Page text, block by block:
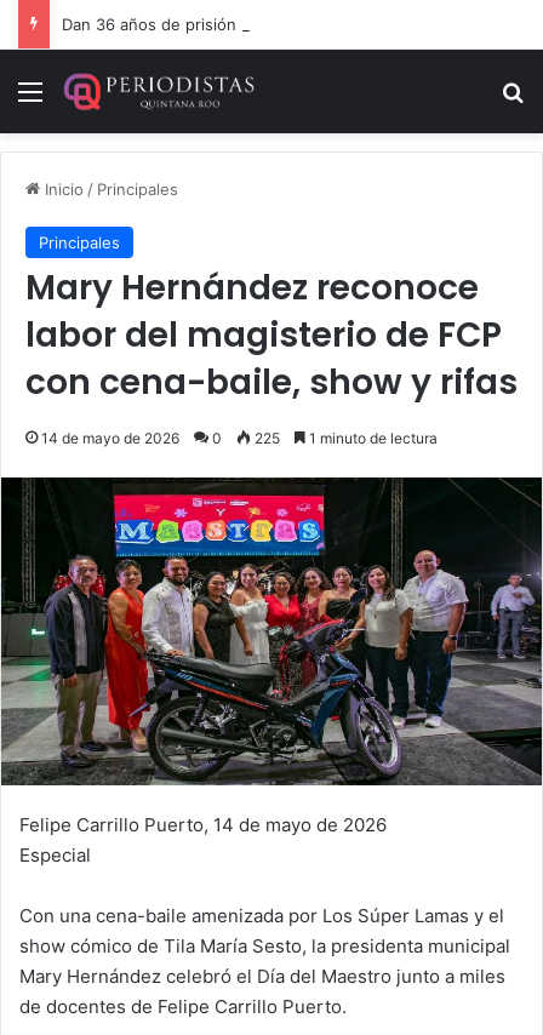
Menú
Inicio / Principales
Principales
Mary Hernández reconoce
labor del magisterio de FCP
con cena-baile, show y rifas
14 de mayo de 2026 0 225 1 minuto de lectura
Felipe Carrillo Puerto, 14 de mayo de 2026
Especial
Con una cena-baile amenizada por Los Súper Lamas y el
show cómico de Tila María Sesto, la presidenta municipal
Mary Hernández celebró el Día del Maestro junto a miles
de docentes de Felipe Carrillo Puerto.